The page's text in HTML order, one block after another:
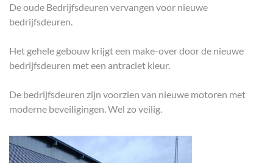
De oude Bedrijfsdeuren vervangen voor nieuwe
bedrijfsdeuren.
Het gehele gebouw krijgt een make-over door de nieuwe
bedrijfsdeuren met een antraciet kleur.
De bedrijfsdeuren zijn voorzien van nieuwe motoren met
moderne beveiligingen. Wel zo veilig.